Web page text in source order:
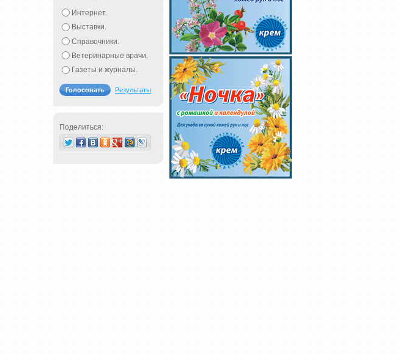
Интернет.
Выставки.
Справочники.
Ветеринарные врачи.
Газеты и журналы.
Результаты
Поделиться: